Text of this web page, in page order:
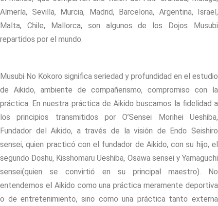
Almería, Sevilla, Murcia, Madrid, Barcelona, Argentina, Israel,
Malta, Chile, Mallorca, son algunos de los Dojos Musubi
repartidos por el mundo.
Musubi No Kokoro significa seriedad y profundidad en el estudio
de Aikido, ambiente de compañerismo, compromiso con la
práctica. En nuestra práctica de Aikido buscamos la fidelidad a
los principios transmitidos por O’Sensei Morihei Ueshiba,
Fundador del Aikido, a través de la visión de Endo Seishiro
sensei, quien practicó con el fundador de Aikido, con su hijo, el
segundo Doshu, Kisshomaru Ueshiba, Osawa sensei y Yamaguchi
sensei(quien se convirtió en su principal maestro). No
entendemos el Aikido como una práctica meramente deportiva
o de entretenimiento, sino como una práctica tanto externa